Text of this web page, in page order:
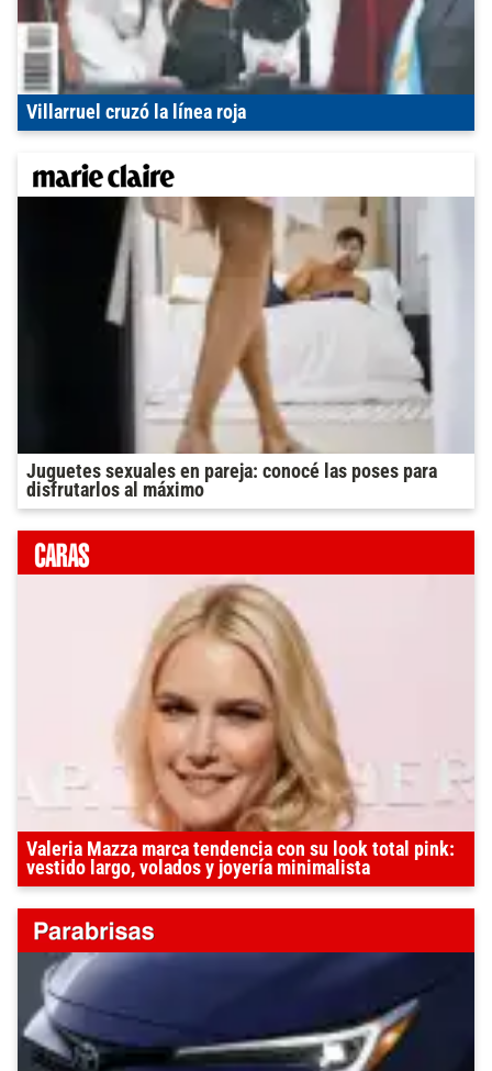
Villarruel cruzó la línea roja
Juguetes sexuales en pareja: conocé las poses para
disfrutarlos al máximo
Valeria Mazza marca tendencia con su look total pink:
vestido largo, volados y joyería minimalista